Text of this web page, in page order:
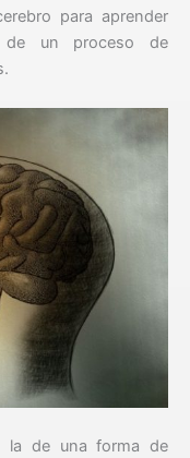
para aprender
de un proceso de
la de una forma de